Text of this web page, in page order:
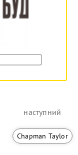
наступний
Chapman Taylor